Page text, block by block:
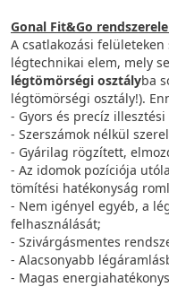
Gonal Fit&Go
A csatlakozási felületeken
légtechnikai elem, mely
légtömörségi osztályba
légtömörségi osztály!).
- Gyors és precíz
- Szerszámok nélkül
- Gyárilag rögzített,
- Az idomok pozíciója
tömítési hatékonyság
- Nem igényel egyéb, a
felhasználását;
- Szivárgásmentes
- Alacsonyabb
- Magas